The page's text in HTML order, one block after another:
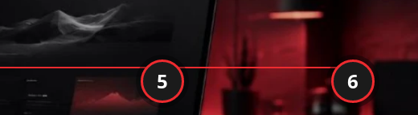
5 6